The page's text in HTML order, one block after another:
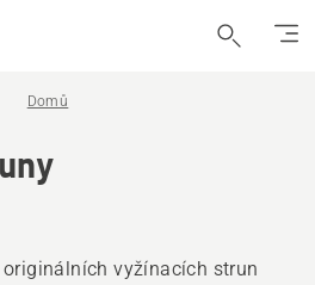
Domů
vyžínacích strun